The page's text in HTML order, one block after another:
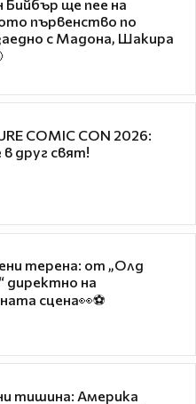
ще пее на
първенство по
с Мадона, Шакира
COMIC CON 2026:
друг свят!
терена: от „Олд
директно на
сцена👀⚽
тишина: Америка